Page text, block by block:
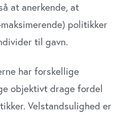
at anerkende, at
politikker
til gavn.
har forskellige
objektivt drage fordel
Velstandsulighed er